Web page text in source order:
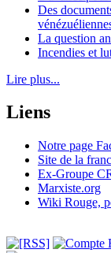
Des
La question
Incendies et
Lire plus...
Liens
Notre page
Site de la
Ex-Groupe
Marxiste.org
Wiki Rouge,